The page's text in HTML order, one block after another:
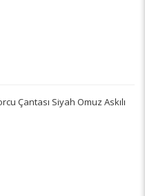
Çantası Siyah Omuz Askılı